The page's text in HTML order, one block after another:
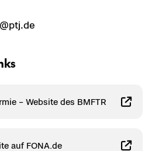
– Web­site des BMFTR
auf FONA.de